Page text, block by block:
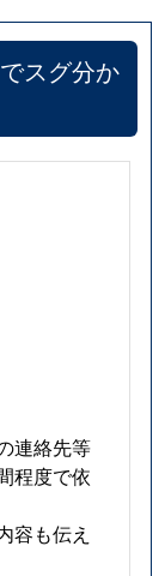
スグ分か
連絡先等
程度で依
容も伝え